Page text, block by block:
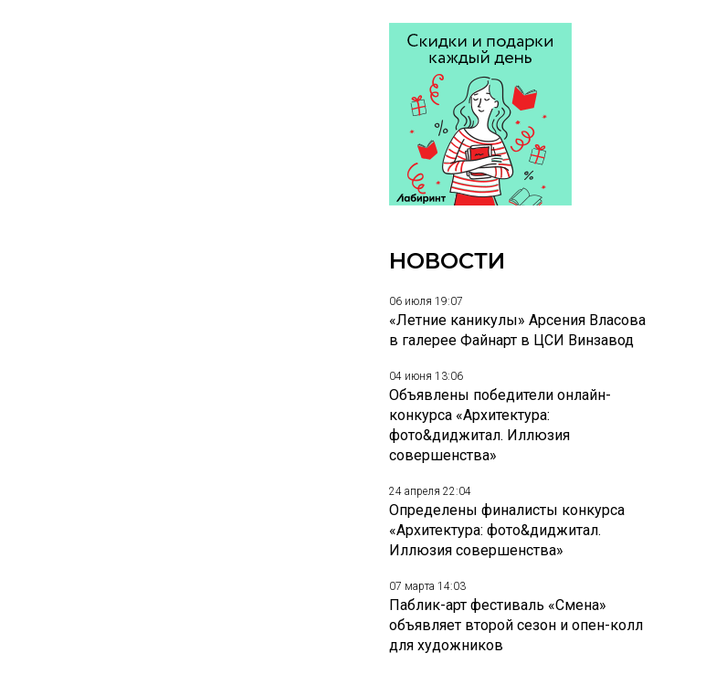
НОВОСТИ
06 июля 19:07
«Летние каникулы» Арсения Власова
в галерее Файнарт в ЦСИ Винзавод
04 июня 13:06
Объявлены победители онлайн-
конкурса «Архитектура:
фото&диджитал. Иллюзия
совершенства»
24 апреля 22:04
Определены финалисты конкурса
«Архитектура: фото&диджитал.
Иллюзия совершенства»
07 марта 14:03
Паблик-арт фестиваль «Смена»
объявляет второй сезон и опен-колл
для художников